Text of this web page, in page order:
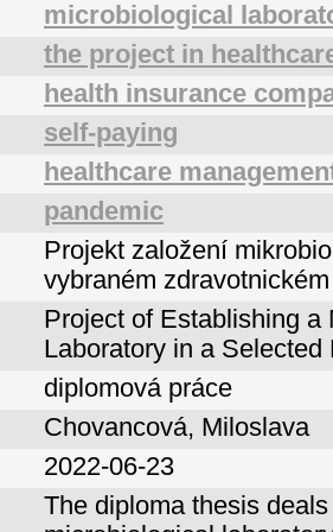
microbiological
the project in
health insurance
self-paying
healthcare
pandemic
Projekt založení
vybraném
Project of Establishing a
Laboratory in a Selected
diplomová práce
Chovancová, Miloslava
2022-06-23
The diploma thesis